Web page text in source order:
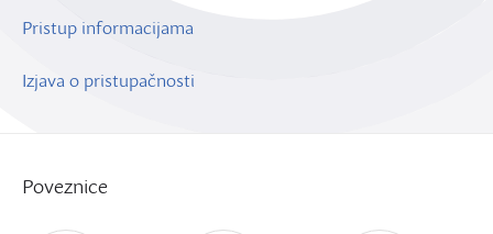
Pristup informacijama
Izjava o pristupačnosti
Poveznice